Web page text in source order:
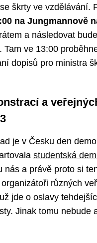
škrty ve vzdělávání.
na Jungmannově
a následovat
Tam ve 13:00
dopisů pro ministra
a
je v Česku den
studentská
nás a právě proto si
různých
jde o oslavy
Jinak tomu nebude